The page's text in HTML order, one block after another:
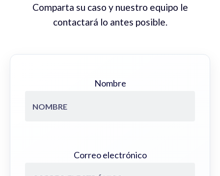
Comparta su caso y nuestro equipo le
contactará lo antes posible.
Nombre
Correo electrónico